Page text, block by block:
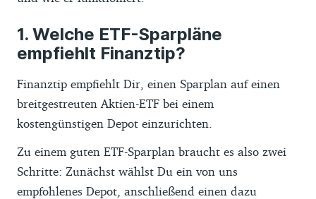
Welche ETF-Sparpläne
empfiehlt Finanztip?
Finanztip empfiehlt Dir, einen Sparplan auf einen
breitgestreuten Aktien-ETF bei einem
kostengünstigen Depot einzurichten.
Zu einem guten ETF-Sparplan braucht es also zwei
Schritte: Zunächst wählst Du ein von uns
empfohlenes Depot, anschließend einen dazu